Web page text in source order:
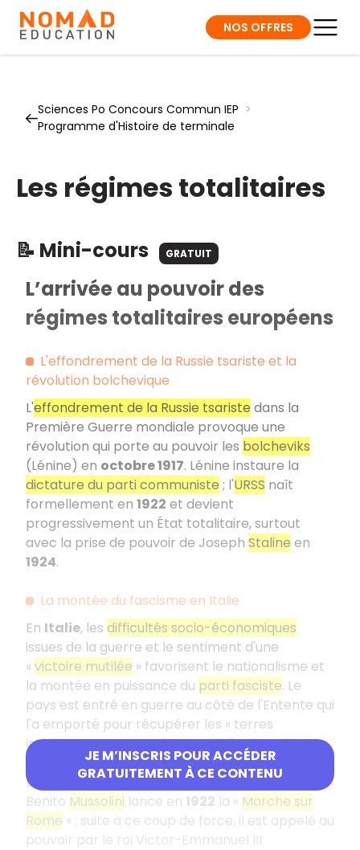
NOS OFFRES
Sciences Po Concours Commun IEP >
Programme d'Histoire de terminale
Les régimes totalitaires
📝 Mini-cours GRATUIT
JE M’INSCRIS POUR ACCÉDER
GRATUITEMENT À CE CONTENU
L’arrivée au pouvoir des
régimes totalitaires européens
L'effondrement de la Russie tsariste et la
révolution bolchevique
L'effondrement de la Russie tsariste dans la
Première Guerre mondiale provoque une
révolution qui porte au pouvoir les bolcheviks
(Lénine) en octobre 1917. Lénine instaure la
dictature du parti communiste ; l'URSS naît
formellement en 1922 et devient
progressivement un État totalitaire, surtout
avec la prise de pouvoir de Joseph Staline en
1924.
La montée du fascisme en Italie
En Italie, les difficultés socio-économiques
issues de la guerre et le sentiment d'une
« victoire mutilée » favorisent le nationalisme et
la montée en puissance du parti fasciste. Le
pays est entré en guerre au côté de l'Entente qui
l'a emporté pour récupérer les « terres
irrédentes » que sont le Trentin, l'Istrie et la
Dalmatie, mais n'a obtenu que le premier de ces
territoires.
Benito Mussolini lance en 1922 la « Marche sur
Rome » ; suite à ce coup de force, il est appelé au
pouvoir par le roi Victor-Emmanuel III.